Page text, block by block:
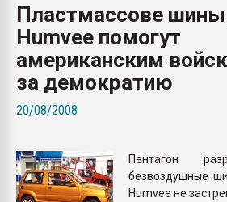
Пластмассове
Humvee помогут
американским
за демократию
20/08/2008
Пентагон
безвоздушные
Humvee не